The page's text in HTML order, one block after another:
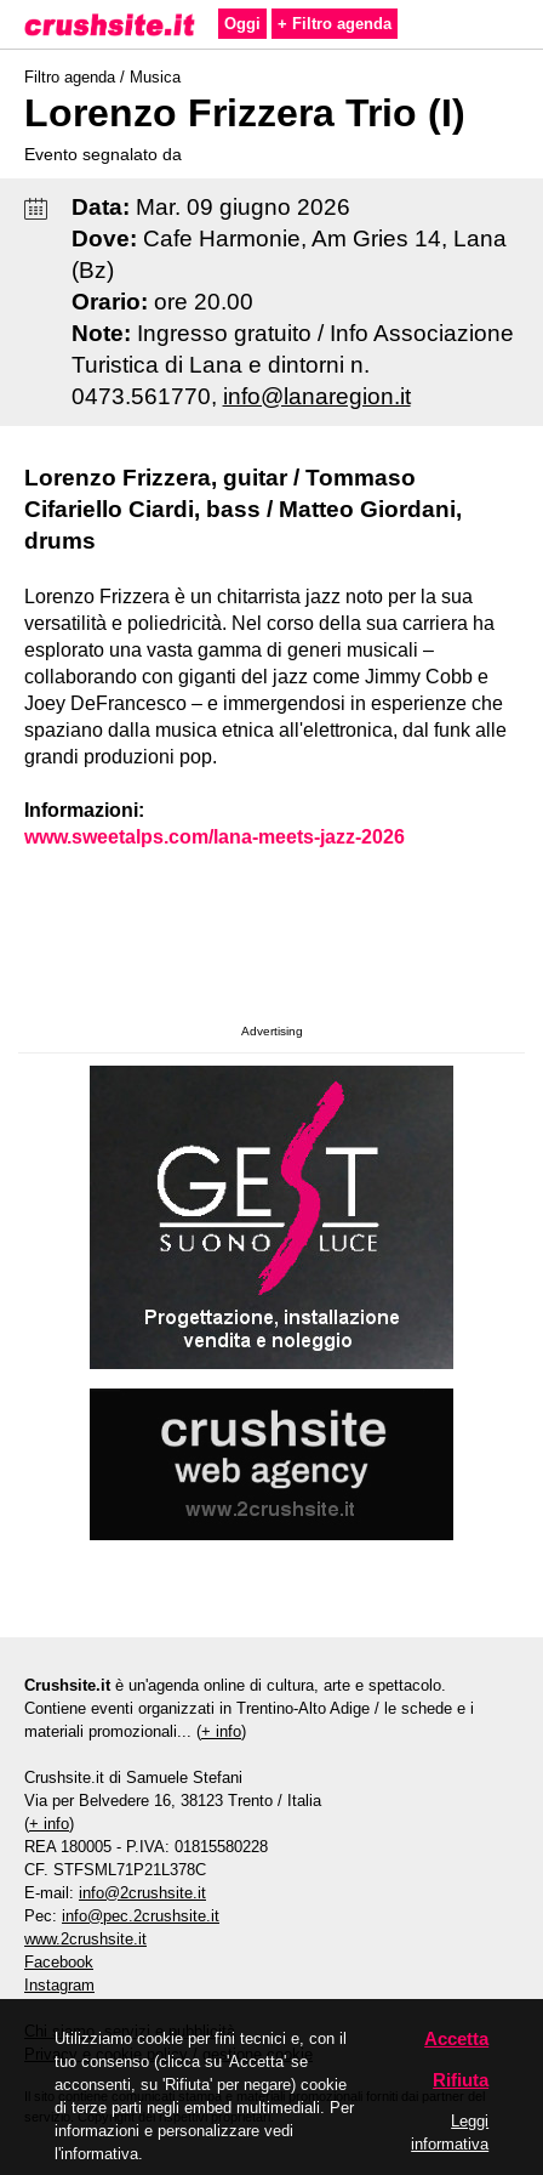
Oggi + Filtro agenda
Filtro agenda / Musica
Lorenzo Frizzera Trio (I)
Evento segnalato da
Data: Mar. 09 giugno 2026
Dove: Cafe Harmonie, Am Gries 14, Lana
(Bz)
Orario: ore 20.00
Note: Ingresso gratuito / Info Associazione
Turistica di Lana e dintorni n.
0473.561770, info@lanaregion.it
Lorenzo Frizzera, guitar / Tommaso
Cifariello Ciardi, bass / Matteo Giordani,
drums
Lorenzo Frizzera è un chitarrista jazz noto per la sua
versatilità e poliedricità. Nel corso della sua carriera ha
esplorato una vasta gamma di generi musicali –
collaborando con giganti del jazz come Jimmy Cobb e
Joey DeFrancesco – e immergendosi in esperienze che
spaziano dalla musica etnica all'elettronica, dal funk alle
grandi produzioni pop.
Informazioni:
www.sweetalps.com/lana-meets-jazz-2026
Advertising
Crushsite.it è un'agenda online di cultura, arte e spettacolo.
Contiene eventi organizzati in Trentino-Alto Adige / le schede e i
materiali promozionali... (+ info)
Crushsite.it di Samuele Stefani
Via per Belvedere 16, 38123 Trento / Italia
(+ info)
REA 180005 - P.IVA: 01815580228
CF. STFSML71P21L378C
E-mail: info@2crushsite.it
Pec: info@pec.2crushsite.it
www.2crushsite.it
Facebook
Instagram
Chi siamo, servizi e pubblicità
Privacy e cookie policy/ gestione cookie
Il sito contiene comunicati stampa e materiali promozionali forniti dai partner del
servizio. Copyright dei rispettivi proprietari.
Utilizziamo cookie per fini tecnici e, con il
tuo consenso (clicca su 'Accetta' se
acconsenti, su 'Rifiuta' per negare) cookie
di terze parti negli embed multimediali. Per
informazioni e personalizzare vedi
l'informativa.
Accetta
Rifiuta
Leggi
informativa